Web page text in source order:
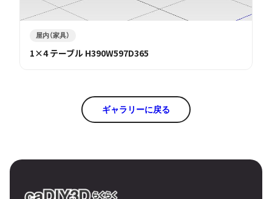
屋内（家具）
1×4 テーブル H390W597D365
ギャラリーに戻る